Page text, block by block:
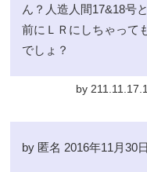
ん？人造人間17&18号
前にＬＲにしちゃって
でしょ？
by
by 匿名 2016年11月30